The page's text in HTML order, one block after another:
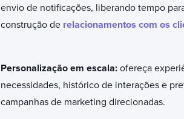
envio de notificações, liberando tempo
construção de relacionamentos com os
Personalização em escala:ofereça
necessidades, histórico de interações e
campanhas de marketing direcionadas.